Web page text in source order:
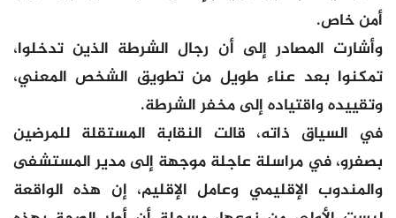
أمن خاص.
وأشارت المصادر إلى أن رجال الشرطة الذين تدخلوا،
تمكنوا بعد عناء طويل من تطويق الشخص المعني،
وتقييده واقتياده إلى مخفر الشرطة.
في السياق ذاته، قالت النقابة المستقلة للمرضين
بصفرو، في مراسلة عاجلة موجهة إلى مدير المستشفى
والمندوب الإقليمي وعامل الإقليم، إن هذه الواقعة